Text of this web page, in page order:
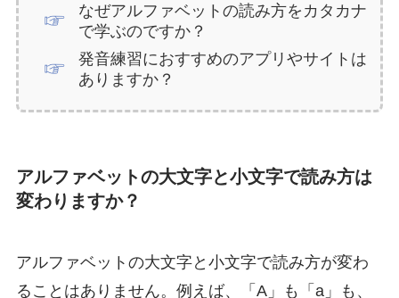
なぜアルファベットの読み方をカタカナ
で学ぶのですか？
発音練習におすすめのアプリやサイトは
ありますか？
アルファベットの大文字と小文字で読み方は
変わりますか？
アルファベットの大文字と小文字で読み方が変わ
ることはありません。例えば、「A」も「a」も、